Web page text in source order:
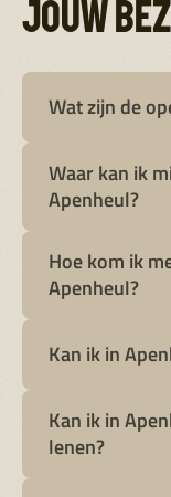
JOUW
Wat zijn de
Waar kan ik
Apenheul?
Hoe kom ik
Apenheul?
Kan ik in
Kan ik in
lenen?